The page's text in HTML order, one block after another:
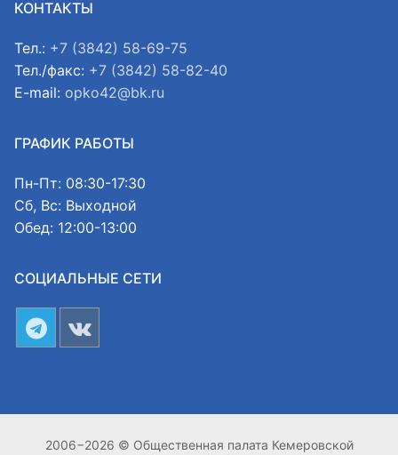
КОНТАКТЫ
Тел.: +7 (3842) 58-69-75
Тел./факс: +7 (3842) 58-82-40
E-mail: opko42@bk.ru
ГРАФИК РАБОТЫ
Пн-Пт: 08:30-17:30
Сб, Вс: Выходной
Обед: 12:00-13:00
СОЦИАЛЬНЫЕ СЕТИ
2006−2026 © Общественная палата Кемеровской